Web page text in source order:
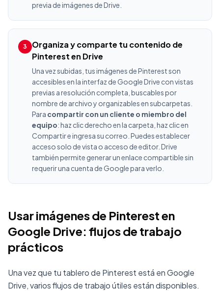
previa de imágenes de Drive.
3
Organiza y comparte tu contenido de
Pinterest en Drive
Una vez subidas, tus imágenes de Pinterest son
accesibles en la interfaz de Google Drive con vistas
previas a resolución completa, buscables por
nombre de archivo y organizables en subcarpetas.
Para compartir con un cliente o miembro del
equipo: haz clic derecho en la carpeta, haz clic en
Compartir e ingresa su correo. Puedes establecer
acceso solo de vista o acceso de editor. Drive
también permite generar un enlace compartible sin
requerir una cuenta de Google para verlo.
Usar imágenes de Pinterest en
Google Drive: flujos de trabajo
prácticos
Una vez que tu tablero de Pinterest está en Google
Drive, varios flujos de trabajo útiles están disponibles.